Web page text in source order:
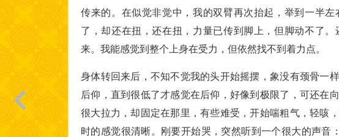
传来的。在似觉非觉中，我的双臂再次抬起，举到一半
了，却还在扭，还在扭，力量已传到脚上，但脚动不了
来。我能感觉到整个上身在受力，但依然找不到着力点。
身体转回来后，不知不觉我的头开始摇摆，象没有颈骨一
后仰，直到很低了才感觉在后仰，好像到极限了，可还在
很大拉力，却固定在那里，有些难受，开始喘粗气，轻咳
时的感觉很清晰。刚要开始哭，突然听到一个很大的声音